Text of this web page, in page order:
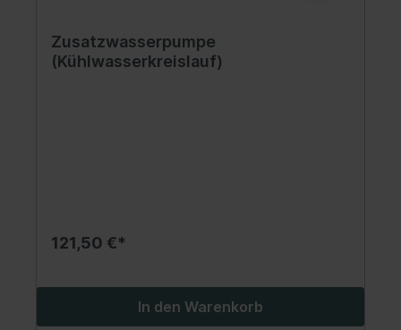
Zusatzwasserpumpe
(Kühlwasserkreislauf)
121,50 €*
In den Warenkorb